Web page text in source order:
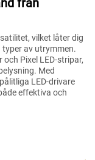
vilket låter dig
av utrymmen.
Pixel LED-stripar,
Med
LED-drivare
effektiva och